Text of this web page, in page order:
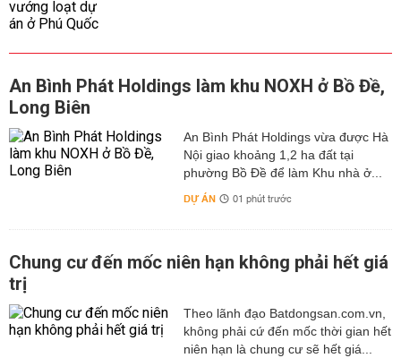
An Bình Phát Holdings làm khu NOXH ở Bồ Đề,
Long Biên
An Bình Phát Holdings vừa được Hà
Nội giao khoảng 1,2 ha đất tại
phường Bồ Đề để làm Khu nhà ở...
DỰ ÁN 01 phút trước
Chung cư đến mốc niên hạn không phải hết giá
trị
Theo lãnh đạo Batdongsan.com.vn,
không phải cứ đến mốc thời gian hết
niên hạn là chung cư sẽ hết giá...